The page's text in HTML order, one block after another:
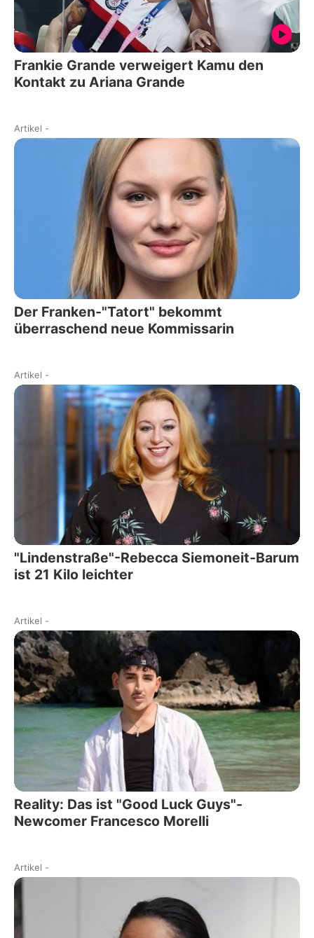
Frankie Grande verweigert Kamu den
Kontakt zu Ariana Grande
Artikel -
Der Franken-"Tatort" bekommt
überraschend neue Kommissarin
Artikel -
"Lindenstraße"-Rebecca Siemoneit-Barum
ist 21 Kilo leichter
Artikel -
Reality: Das ist "Good Luck Guys"-
Newcomer Francesco Morelli
Artikel -